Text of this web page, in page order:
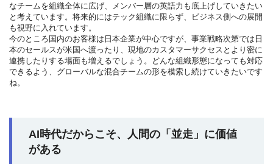
なチームを組織全体に広げ、メンバー層の英語力も底上げしていきたい
と考えています。将来的にはテック組織に限らず、ビジネス側への展開
も視野に入れています。
今のところ国内のお客様は日本企業が中心ですが、事業戦略次第では日
本のセールスが米国へ渡ったり、現地のカスタマーサクセスとより密に
連携したりする場面も増えるでしょう。どんな組織形態になっても対応
できるよう、グローバルな混合チームの形を模索し続けていきたいです
ね。
AI時代だからこそ、人間の「並走」に価値
がある